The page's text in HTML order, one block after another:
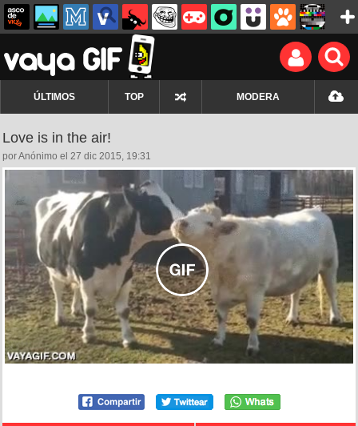
ÚLTIMOS TOP MODERA
Love is in the air!
por Anónimo el 27 dic 2015, 19:31